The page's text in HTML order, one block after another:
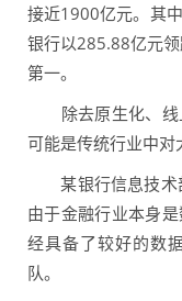
接近1900亿元。其
银行以285.88亿元
第一。
除去原生化、线
可能是传统行业中对
某银行信息技术
由于金融行业本身
经具备了较好的数
队。